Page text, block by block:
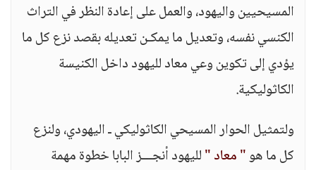
المسيحيين واليهود، والعمل على إعادة النظر في التراث
الكنسي نفسه، وتعديل ما يمكـن تعديله بقصد نزع كل ما
يؤدي إلى تكوين وعي معاد لليهود داخل الكنيسة
الكاثوليكية.
ولتمثيل الحوار المسيحي الكاثوليكي ـ اليهودي، ولنزع
كل ما هو" معاد "لليهود أنجـــز البابا خطوة مهمة